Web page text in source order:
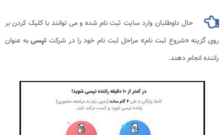
حال داوطلبان وارد سایت ثبت نام شده و می توانند با کلیک کردن بر
روی گزینه «شروع ثبت نام» مراحل ثبت نام خود را در شرکت تپسیبه عنوان
راننده انجام دهند.